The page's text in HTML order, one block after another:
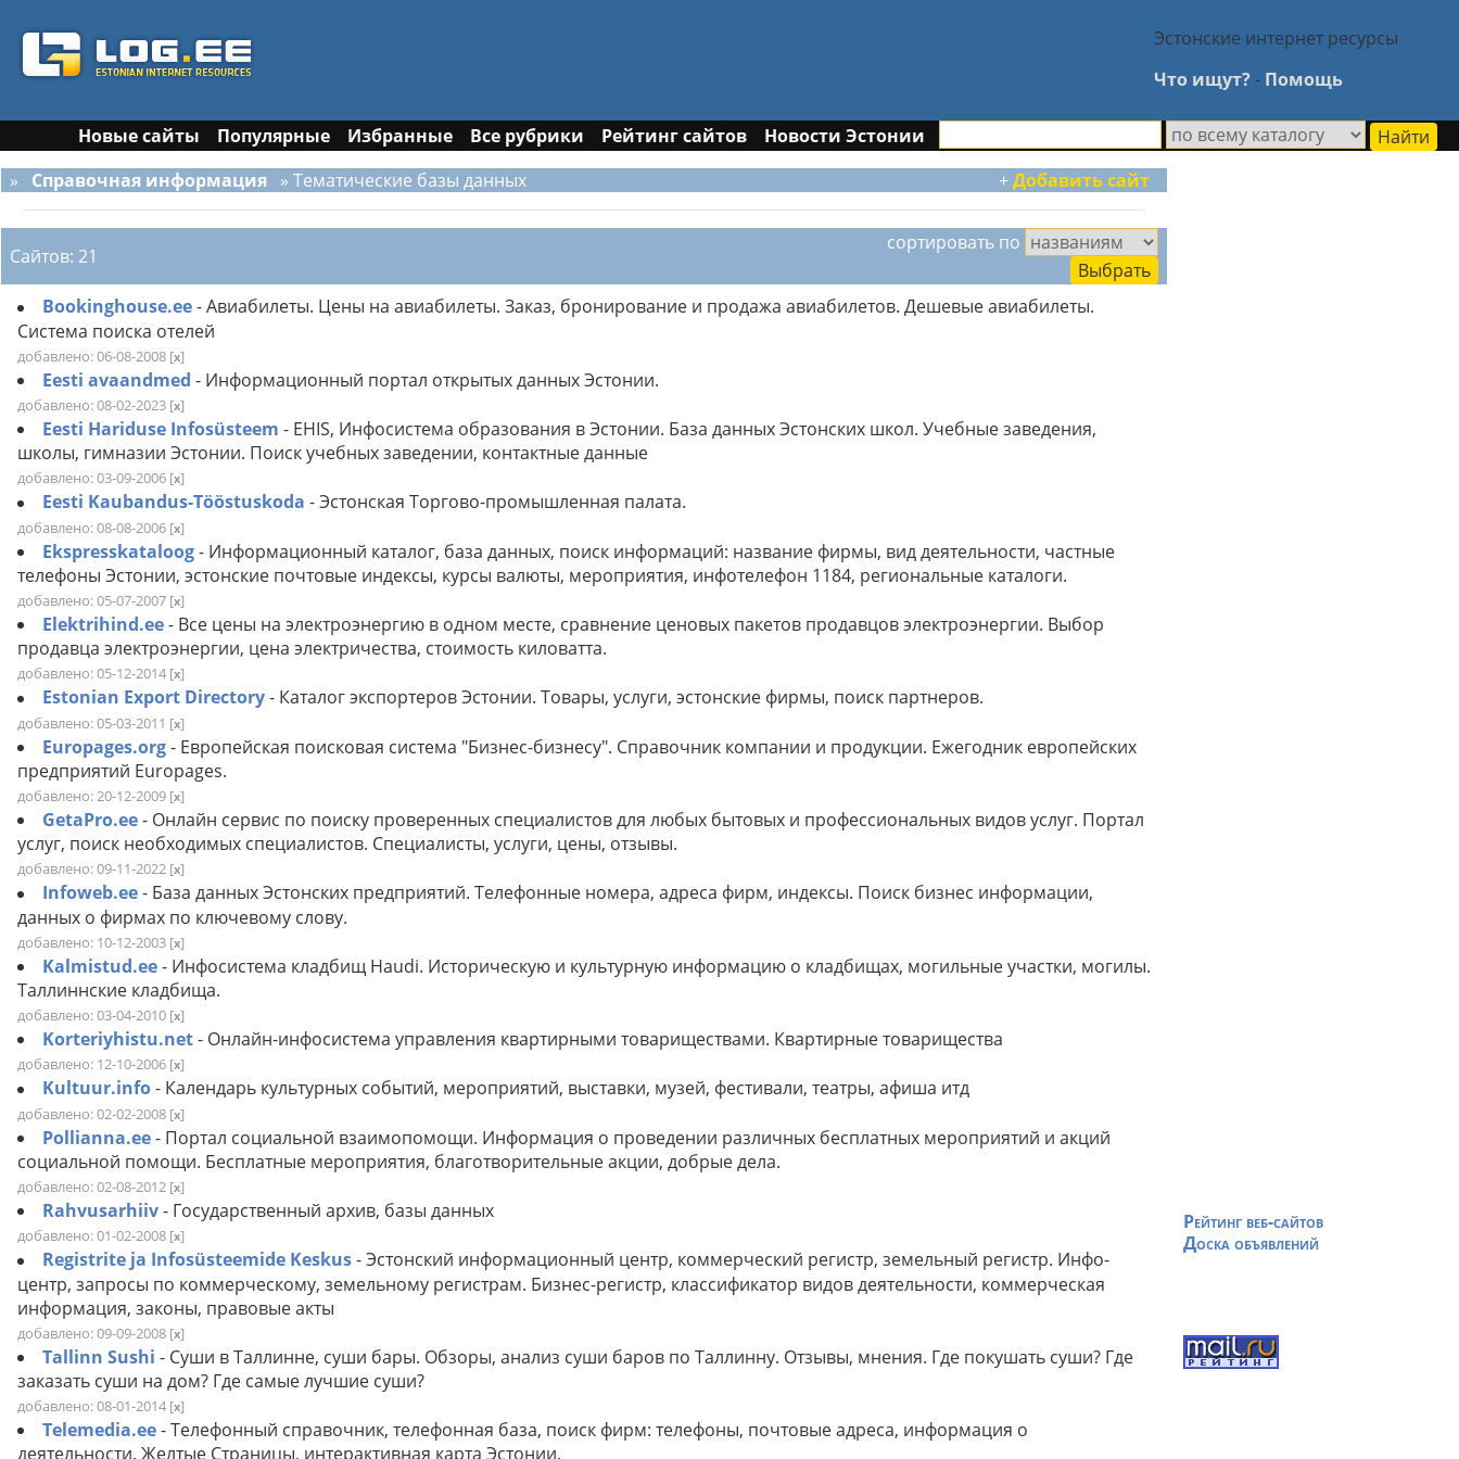
Эстонские интернет ресурсы
Что ищут?- Помощь
Новые сайты Популярные Избранные Все рубрики Рейтинг сайтов
Новости Эстонии
»
Справочная информация » Тематические базы данных +Добавить сайт
Сайтов: 21
сортировать по
Bookinghouse.ee- Авиабилеты. Цены на авиабилеты. Заказ, бронирование и продажа авиабилетов. Дешевые авиабилеты.
Система поиска отелей
добавлено: 06-08-2008 [x]
Eesti avaandmed - Информационный портал открытых данных Эстонии.
добавлено: 08-02-2023 [x]
Eesti Hariduse Infosüsteem - EHIS, Инфосистема образования в Эстонии. База данных Эстонских школ. Учебные заведения,
школы, гимназии Эстонии. Поиск учебных заведении, контактные данные
добавлено: 03-09-2006 [x]
Eesti Kaubandus-Tööstuskoda - Эстонская Торгово-промышленная палата.
добавлено: 08-08-2006 [x]
Ekspresskataloog- Информационный каталог, база данных, поиск информаций: название фирмы, вид деятельности, частные
телефоны Эстонии, эстонские почтовые индексы, курсы валюты, мероприятия, инфотелефон 1184, региональные каталоги.
добавлено: 05-07-2007 [x]
Elektrihind.ee- Все цены на электроэнергию в одном месте, сравнение ценовых пакетов продавцов электроэнергии. Выбор
продавца электроэнергии, цена электричества, стоимость киловатта.
добавлено: 05-12-2014 [x]
Estonian Export Directory- Каталог экспортеров Эстонии. Товары, услуги, эстонские фирмы, поиск партнеров.
добавлено: 05-03-2011 [x]
Europages.org- Европейская поисковая система "Бизнес-бизнесу". Справочник компании и продукции. Ежегодник европейских
предприятий Europages.
добавлено: 20-12-2009 [x]
GetaPro.ee- Онлайн сервис по поиску проверенных специалистов для любых бытовых и профессиональных видов услуг. Портал
услуг, поиск необходимых специалистов. Специалисты, услуги, цены, отзывы.
добавлено: 09-11-2022 [x]
Infoweb.ee- База данных Эстонских предприятий. Телефонные номера, адреса фирм, индексы. Поиск бизнес информации,
данных о фирмах по ключевому слову.
добавлено: 10-12-2003 [x]
Kalmistud.ee- Инфосистема кладбищ Haudi. Историческую и культурную информацию о кладбищах, могильные участки, могилы.
Таллиннские кладбища.
добавлено: 03-04-2010 [x]
Korteriyhistu.net- Онлайн-инфосистема управления квартирными товариществами. Квартирные товарищества
добавлено: 12-10-2006 [x]
Kultuur.info- Календарь культурных событий, мероприятий, выставки, музей, фестивали, театры, афиша итд
добавлено: 02-02-2008 [x]
Pollianna.ee- Портал социальной взаимопомощи. Информация о проведении различных бесплатных мероприятий и акций
социальной помощи. Бесплатные мероприятия, благотворительные акции, добрые дела.
добавлено: 02-08-2012 [x]
Rahvusarhiiv- Государственный архив, базы данных
добавлено: 01-02-2008 [x]
Registrite ja Infosüsteemide Keskus- Эстонский информационный центр, коммерческий регистр, земельный регистр. Инфо-
центр, запросы по коммерческому, земельному регистрам. Бизнес-регистр, классификатор видов деятельности, коммерческая
информация, законы, правовые акты
добавлено: 09-09-2008 [x]
Tallinn Sushi - Суши в Таллинне, суши бары. Обзоры, анализ суши баров по Таллинну. Отзывы, мнения. Где покушать суши? Где
заказать суши на дом? Где самые лучшие суши?
добавлено: 08-01-2014 [x]
Telemedia.ee- Телефонный справочник, телефонная база, поиск фирм: телефоны, почтовые адреса, информация о
деятельности. Желтые Страницы, интерактивная карта Эстонии.
Рейтинг веб-сайтов
Доска объявлений